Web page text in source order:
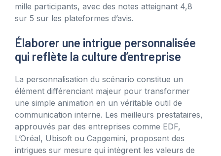
mille participants, avec des notes atteignant 4,8
sur 5 sur les plateformes d’avis.
Élaborer une intrigue personnalisée
qui reflète la culture d’entreprise
La personnalisation du scénario constitue un
élément différenciant majeur pour transformer
une simple animation en un véritable outil de
communication interne. Les meilleurs prestataires,
approuvés par des entreprises comme EDF,
L’Oréal, Ubisoft ou Capgemini, proposent des
intrigues sur mesure qui intègrent les valeurs de